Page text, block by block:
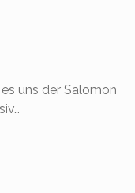
uns der Salomon